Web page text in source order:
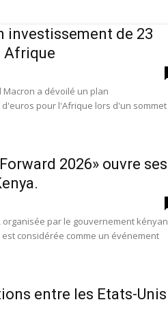
investissement de 23
Afrique
a dévoilé un plan
pour l'Afrique lors d'un sommet
2026» ouvre ses
par le gouvernement kényan
considérée comme un événement
entre les Etats-Unis